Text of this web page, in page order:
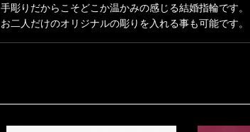
手彫りだからこそどこか温かみの感じる結婚指輪です。
お二人だけのオリジナルの彫りを入れる事も可能です。